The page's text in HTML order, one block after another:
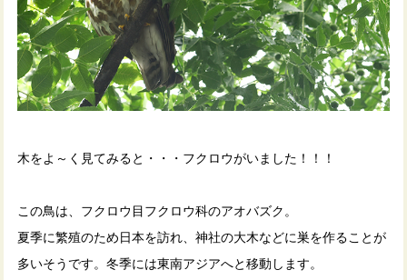
木をよ～く見てみると・・・フクロウがいました！！！
この鳥は、フクロウ目フクロウ科のアオバズク。
夏季に繁殖のため日本を訪れ、神社の大木などに巣を作ることが
多いそうです。冬季には東南アジアへと移動します。